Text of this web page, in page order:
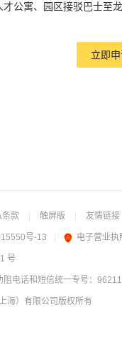
公寓、园区接驳巴士至龙
立即
条款 触屏版 友情链接
号-13 电子营业执
号
电话和短信统一专号：
海）有限公司 版权所有